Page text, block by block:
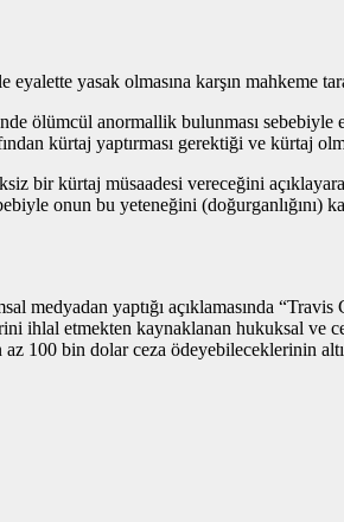
yasak olmasına karşın mahkeme
ölümcül anormallik bulunması sebebiyle
kürtaj yaptırması gerektiği ve kürtaj
bir kürtaj müsaadesi vereceğini
onun bu yeteneğini
medyadan yaptığı açıklamasında
ihlal etmekten kaynaklanan hukuksal ve
100 bin dolar ceza ödeyebileceklerinin